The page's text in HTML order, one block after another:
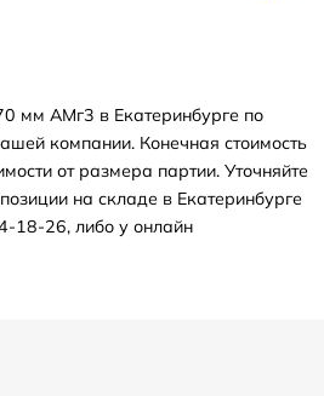
мм АМг3 в Екатеринбурге по
компании. Конечная стоимость
от размера партии. Уточняйте
на складе в Екатеринбурге
18-26, либо у онлайн